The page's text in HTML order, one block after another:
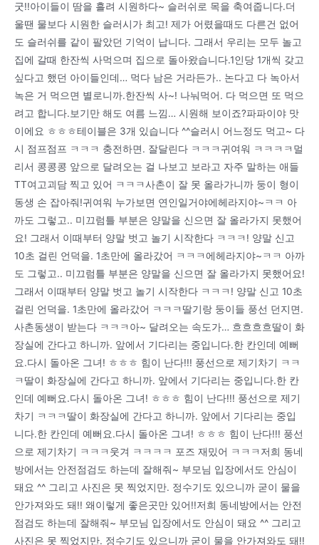
굿!!아이들이 땀을 흘려 시원하다~ 슬러쉬로 목을 축여줍니다.더
울땐 물보다 시원한 슬러시가 최고! 제가 어렸을때도 다른건 없어
도 슬러쉬를 같이 팔았던 기억이 납니다. 그래서 우리는 모두 놀고
집에 갈때 한잔씩 사먹으며 집으로 돌아왔습니다.1인당 1개씩 갖고
싶다고 했던 아이들인데… 먹다 남은 거라든가.. 논다고 다 녹아서
녹은 거 먹으면 별로니까.한잔씩 사~! 나눠먹어. 다 먹으면 또 먹으
려고 합니다.보기만 해도 여름 느낌… 시원해 보이죠?파파이야 맛
이에요 ㅎㅎㅎ테이블은 3개 있습니다 ^^슬러시 어느정도 먹고~ 다
시 점프점프 ㅋㅋㅋ 충전하면. 잘달린다 ㅋㅋㅋ귀여워 ㅋㅋㅋㅋ멀
리서 콩콩콩 앞으로 달려오는 걸 나보고 보라고 자주 말하는 애들
TT여고괴담 찍고 있어 ㅋㅋㅋ사촌이 잘 못 올라가니까 둥이 형이
동생 손 잡아줘!귀여워 누가보면 연인일거야에헤라지야~ㅋㅋ 아
까도 그렇고.. 미끄럼틀 부분은 양말을 신으면 잘 올라가지 못했어
요! 그래서 이때부터 양말 벗고 놀기 시작한다 ㅋㅋㅋ! 양말 신고
10초 걸린 언덕을. 1초만에 올라갔어 ㅋㅋㅋ에헤라지야~ㅋㅋ 아까
도 그렇고.. 미끄럼틀 부분은 양말을 신으면 잘 올라가지 못했어요!
그래서 이때부터 양말 벗고 놀기 시작한다 ㅋㅋㅋ! 양말 신고 10초
걸린 언덕을. 1초만에 올라갔어 ㅋㅋㅋ딸기랑 둥이들 풍선 던지면.
사촌동생이 받는다 ㅋㅋㅋ아~ 달려오는 속도가… 흐흐흐흐딸이 화
장실에 간다고 하니까. 앞에서 기다리는 중입니다.한 칸인데 예뻐
요.다시 돌아온 그녀! ㅎㅎㅎ 힘이 난다!!! 풍선으로 제기차기 ㅋㅋ
ㅋ딸이 화장실에 간다고 하니까. 앞에서 기다리는 중입니다.한 칸
인데 예뻐요.다시 돌아온 그녀! ㅎㅎㅎ 힘이 난다!!! 풍선으로 제기
차기 ㅋㅋㅋ딸이 화장실에 간다고 하니까. 앞에서 기다리는 중입
니다.한 칸인데 예뻐요.다시 돌아온 그녀! ㅎㅎㅎ 힘이 난다!!! 풍선
으로 제기차기 ㅋㅋㅋ웃겨 ㅋㅋㅋㅋ 포즈 재밌어 ㅋㅋㅋ저희 동네
방에서는 안전점검도 하는데 잘해줘~ 부모님 입장에서도 안심이
돼요 ^^ 그리고 사진은 못 찍었지만. 정수기도 있으니까 굳이 물을
안가져와도 돼!! 왜이렇게 좋은곳만 있어!!저희 동네방에서는 안전
점검도 하는데 잘해줘~ 부모님 입장에서도 안심이 돼요 ^^ 그리고
사진은 못 찍었지만. 정수기도 있으니까 굳이 물을 안가져와도 돼!!